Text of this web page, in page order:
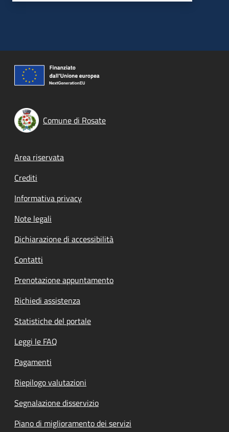
Comune di Rosate
Footer menu
Area riservata
Crediti
Informativa privacy
Note legali
Dichiarazione di accessibilità
Contatti
Prenotazione appuntamento
Richiedi assistenza
Statistiche del portale
Leggi le FAQ
Pagamenti
Riepilogo valutazioni
Segnalazione disservizio
Piano di miglioramento dei servizi